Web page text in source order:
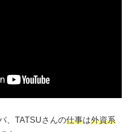
、TATSUさんの仕事は外資系